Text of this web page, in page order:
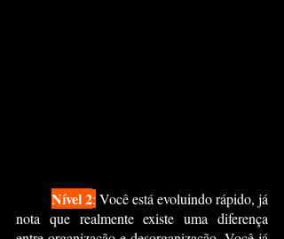
Nível 2: Você está evoluindo rápido, já
nota que realmente existe uma diferença